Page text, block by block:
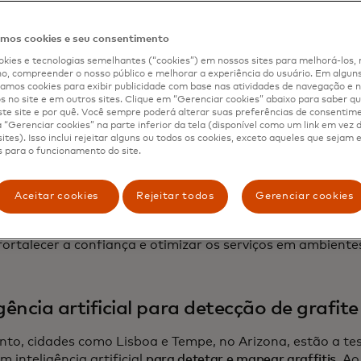
urbano com IA
o governo da cidade de Buenos Aires lançou o Boti, um
originalmente desenvolvido para compartilhar
Desde então, Boti evoluiu para umassistente digital
o sistema processa imagens enviadas pelos
para infrações de estacionamento), alerta os cidadãos
Com seu tom coloquial, o Boti foi projetado para os
oferece suporte ao inglês, tornando-se útil
a confiança e otimizar os serviços em
artificial para detecção de grafite
cidades como Lisboa e Tempe, no Arizona, estão a
cookies e seu consentimento
e tecnologias semelhantes (“cookies”) em nossos sites para melhorá-los,
compreender o nosso público e melhorar a experiência do usuário. Em
cookies para exibir publicidade com base nas atividades de navegação e
no site e em outros sites. Clique em “Gerenciar cookies” abaixo para saber
site e por quê. Você sempre poderá alterar suas preferências de
cookies” na parte inferior da tela (disponível como um link em vez
Isso inclui rejeitar alguns ou todos os cookies, exceto aqueles que sejam
para o funcionamento do site.
Aceitar cookies Rejeitar todos Gerenciar cookies